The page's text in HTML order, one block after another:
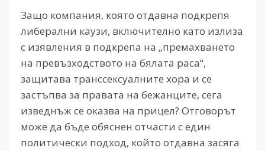
Защо компания, която отдавна подкрепя
либерални каузи, включително като излиза
с изявления в подкрепа на „премахването
на превъзходството на бялата раса“,
защитава транссексуалните хора и се
застъпва за правата на бежанците, сега
изведнъж се оказва на прицел? Отговорът
може да бъде обяснен отчасти с един
политически подход, който отдавна засяга